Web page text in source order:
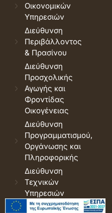
Οικονομικών
Υπηρεσιών
Διεύθυνση
Περιβάλλοντος
& Πρασίνου
Διεύθυνση
Προσχολικής
Αγωγής και
Φροντίδας
Οικογένειας
Διεύθυνση
Προγραμματισμού,
Οργάνωσης και
Πληροφορικής
Διεύθυνση
Τεχνικών
Υπηρεσιών
© 2026 Δήμος Δράμας. Όροι